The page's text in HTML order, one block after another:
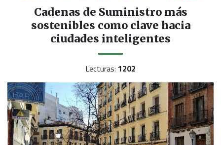
Cadenas de Suministro más
sostenibles como clave hacia
ciudades inteligentes
Lecturas: 1202